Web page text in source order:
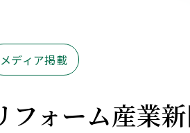
メディア掲載
フォーム産業